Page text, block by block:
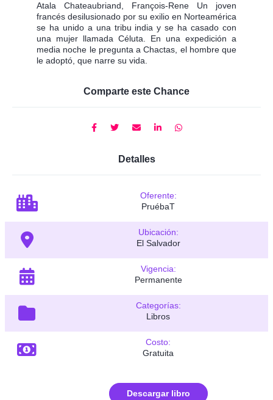
Atala Chateaubriand, François-Rene Un joven
francés desilusionado por su exilio en Norteamérica
se ha unido a una tribu india y se ha casado con
una mujer llamada Céluta. En una expedición a
media noche le pregunta a Chactas, el hombre que
le adoptó, que narre su vida.
Comparte este Chance
Detalles
Oferente:
PruébaT
Ubicación:
El Salvador
Vigencia:
Permanente
Categorías:
Libros
Costo:
Gratuita
Descargar libro